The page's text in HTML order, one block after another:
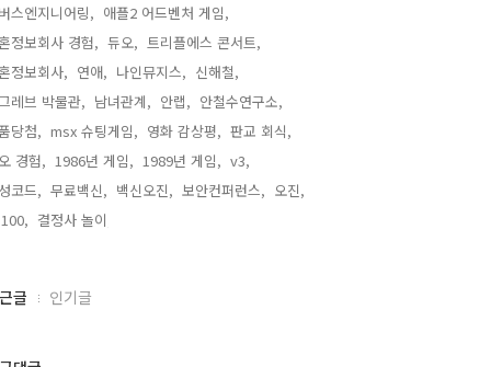
스엔지니어링, 애플2 어드벤처 게임,
정보회사 경험, 듀오, 트리플에스 콘서트,
정보회사, 연애, 나인뮤지스, 신해철,
레브 박물관, 남녀관계, 안랩, 안철수연구소,
당첨, msx 슈팅게임, 영화 감상평, 판교 회식,
경험, 1986년 게임, 1989년 게임, v3,
코드, 무료백신, 백신오진, 보안컨퍼런스, 오진,
결정사 놀이,
글 인기글